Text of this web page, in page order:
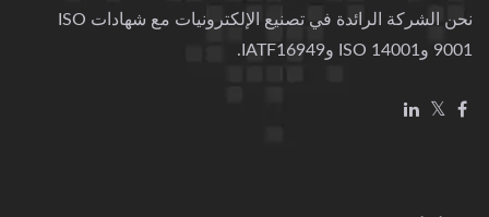
نحن الشركة الرائدة في تصنيع الإلكترونيات مع شهادات ISO
9001 وISO 14001 وIATF16949.